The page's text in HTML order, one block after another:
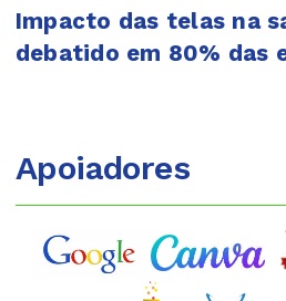
Impacto das telas na
debatido em 80% das
Apoiadores